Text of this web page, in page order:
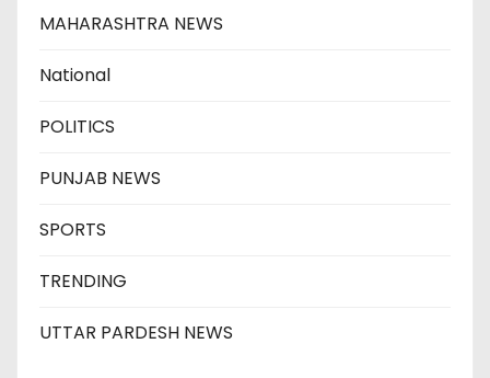
MAHARASHTRA NEWS
National
POLITICS
PUNJAB NEWS
SPORTS
TRENDING
UTTAR PARDESH NEWS